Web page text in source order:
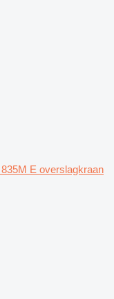
E overslagkraan